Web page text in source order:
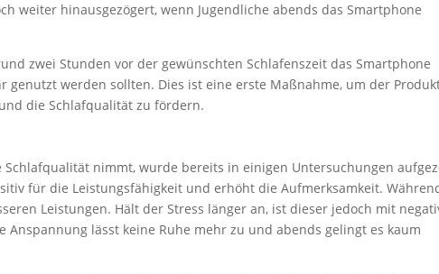
weiter hinausgezögert, wenn Jugendliche abends das Smartphone
zwei Stunden vor der gewünschten Schlafenszeit das Smartphone
werden sollten. Dies ist eine erste Maßnahme, um der
die Schlafqualität zu fördern.
Schlafqualität nimmt, wurde bereits in einigen Untersuchungen
für die Leistungsfähigkeit und erhöht die Aufmerksamkeit.
Leistungen. Hält der Stress länger an, ist dieser jedoch mit
lässt keine Ruhe mehr zu und abends gelingt es kaum